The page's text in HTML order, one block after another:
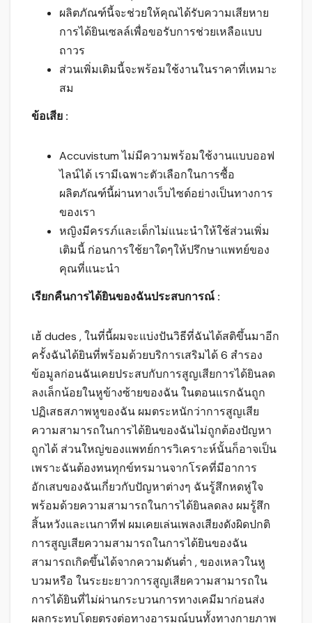
ผลิตภัณฑ์นี้จะช่วยให้คุณได้รับความเสียหาย
การได้ยินเซลล์เพื่อขอรับการช่วยเหลือแบบ
ถาวร
ส่วนเพิ่มเติมนี้จะพร้อมใช้งานในราคาที่เหมาะ
สม
ข้อเสีย :
Accuvistum ไม่มีความพร้อมใช้งานแบบออฟ
ไลน์ได้ เรามีเฉพาะตัวเลือกในการซื้อ
ผลิตภัณฑ์นี้ผ่านทางเว็บไซต์อย่างเป็นทางการ
ของเรา
หญิงมีครรภ์และเด็กไม่แนะนำให้ใช้ส่วนเพิ่ม
เติมนี้ ก่อนการใช้ยาใดๆให้ปรึกษาแพทย์ของ
คุณที่แนะนำ
เรียกคืนการได้ยินของฉันประสบการณ์ :
เฮ้ dudes , ในที่นี้ผมจะแบ่งปันวิธีที่ฉันได้สติขึ้นมาอีก
ครั้งฉันได้ยินที่พร้อมด้วยบริการเสริมได้ 6 สำรอง
ข้อมูลก่อนฉันเคยประสบกับการสูญเสียการได้ยินลด
ลงเล็กน้อยในหูข้างซ้ายของฉัน ในตอนแรกฉันถูก
ปฏิเสธสภาพหูของฉัน ผมตระหนักว่าการสูญเสีย
ความสามารถในการได้ยินของฉันไม่ถูกต้องปัญหา
ถูกได้ ส่วนใหญ่ของแพทย์การวิเคราะห์นั้นก็อาจเป็น
เพราะฉันต้องทนทุกข์ทรมานจากโรคที่มีอาการ
อักเสบของฉันเกี่ยวกับปัญหาต่างๆ ฉันรู้สึกหดหู่ใจ
พร้อมด้วยความสามารถในการได้ยินลดลง ผมรู้สึก
สิ้นหวังและเนกาทีฟ ผมเคยเล่นเพลงเสียงดังผิดปกติ
การสูญเสียความสามารถในการได้ยินของฉัน
สามารถเกิดขึ้นได้จากความดันต่ำ , ของเหลวในหู
บวมหรือ ในระยะยาวการสูญเสียความสามารถใน
การได้ยินที่ไม่ผ่านกระบวนการทางเคมีมาก่อนส่ง
ผลกระทบโดยตรงต่อทางอารมณ์บนทั้งทางกายภาพ